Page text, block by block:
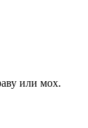
или мох.